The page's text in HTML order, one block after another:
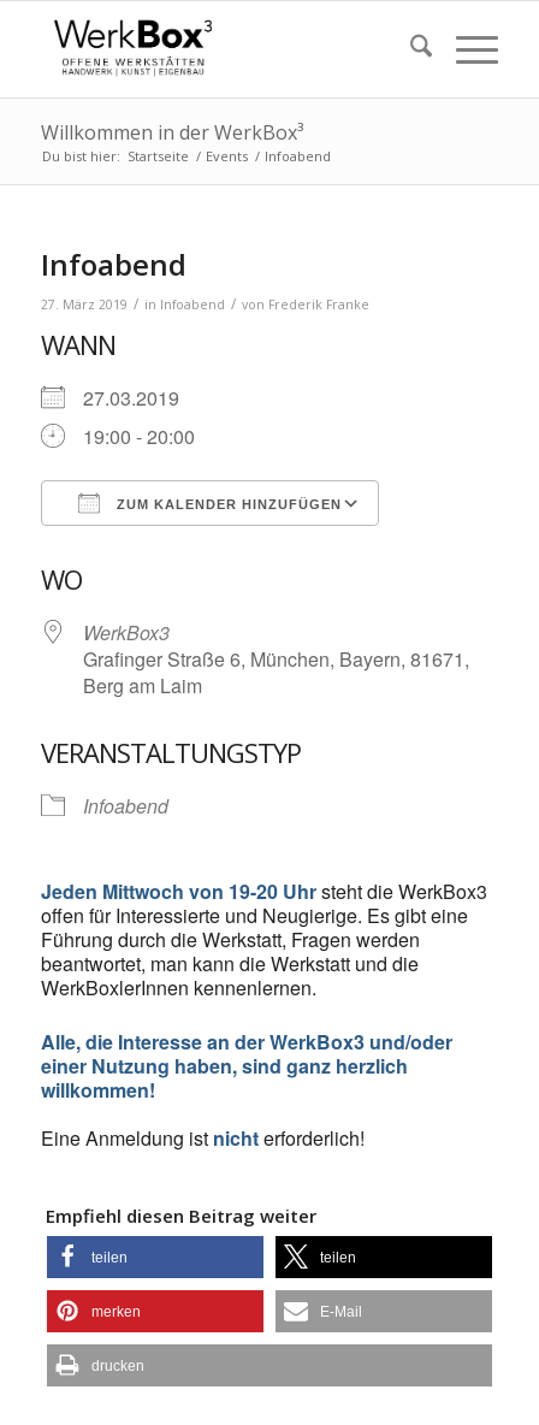
Willkommen in der WerkBox³
Du bist hier: Startseite / Events / Infoabend
Infoabend
27. März 2019 / in Infoabend / von Frederik Franke
WANN
27.03.2019
19:00 - 20:00
ZUM KALENDER HINZUFÜGEN
WO
WerkBox3
Grafinger Straße 6, München, Bayern, 81671,
Berg am Laim
VERANSTALTUNGSTYP
Infoabend
Jeden Mittwoch von 19-20 Uhrsteht die WerkBox3
offen für Interessierte und Neugierige. Es gibt eine
Führung durch die Werkstatt, Fragen werden
beantwortet, man kann die Werkstatt und die
WerkBoxlerInnen kennenlernen.
Alle, die Interesse an der WerkBox3 und/oder
einer Nutzung haben, sind ganz herzlich
willkommen!
Eine Anmeldung ist nichterforderlich!
Empfiehl diesen Beitrag weiter
teilen teilen
merken E-Mail
drucken